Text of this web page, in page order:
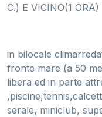
C.) E VICINO(1
in bilocale
fronte mare (a 50
libera ed in parte
serale, miniclub,